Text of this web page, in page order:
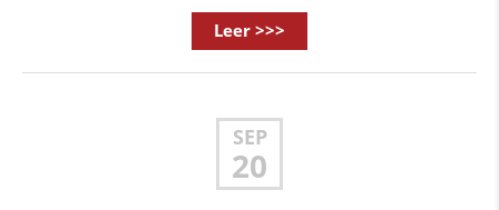
Leer >>>
SEP
20